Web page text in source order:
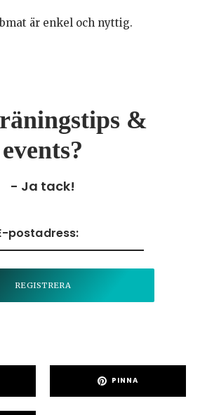
är enkel och nyttig.
&
events?
- Ja tack!
PINNA